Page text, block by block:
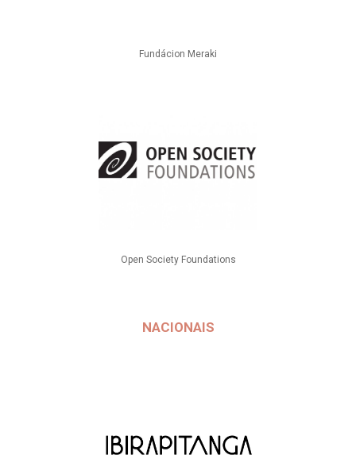
Fundácion Meraki
Open Society Foundations
NACIONAIS